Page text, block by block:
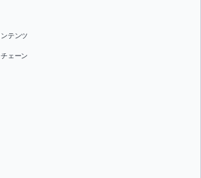
テンツ
ェーン